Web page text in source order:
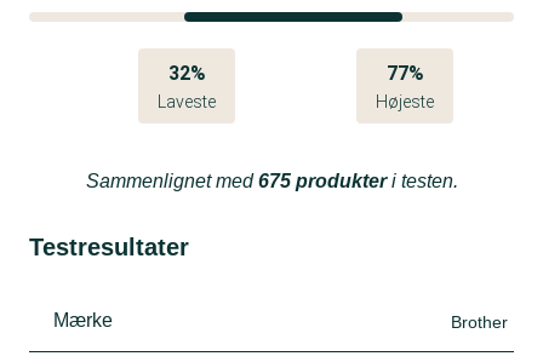
32%
Laveste
77%
Højeste
Sammenlignet med675 produkteri testen.
Testresultater
Mærke Brother